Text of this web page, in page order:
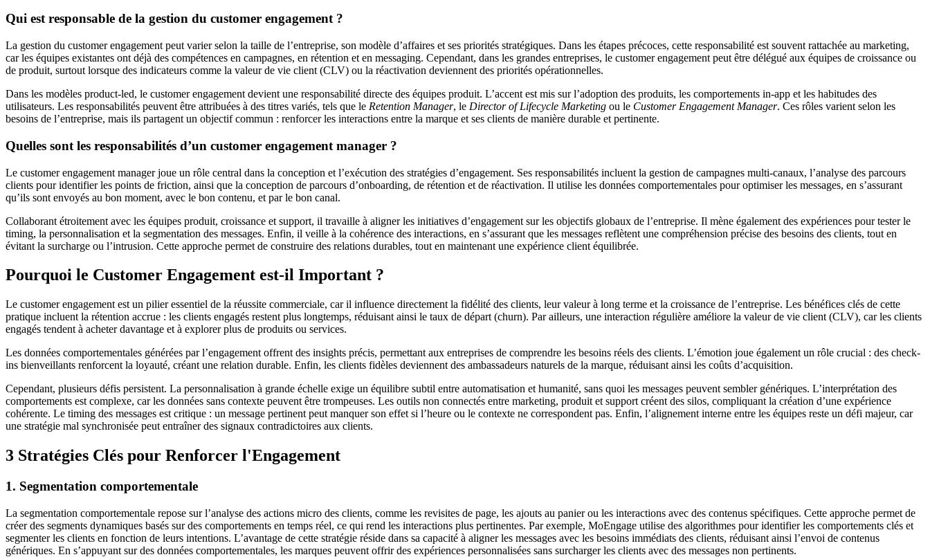
Qui est responsable de la gestion du customer engagement ?
La gestion du customer engagement peut varier selon la taille de l’entreprise, son modèle d’affaires et ses priorités stratégiques. Dans les étapes précoces, cette responsabilité est souvent rattachée au marketing,
car les équipes existantes ont déjà des compétences en campagnes, en rétention et en messaging. Cependant, dans les grandes entreprises, le customer engagement peut être délégué aux équipes de croissance ou
de produit, surtout lorsque des indicateurs comme la valeur de vie client (CLV) ou la réactivation deviennent des priorités opérationnelles.
Dans les modèles product-led, le customer engagement devient une responsabilité directe des équipes produit. L’accent est mis sur l’adoption des produits, les comportements in-app et les habitudes des
utilisateurs. Les responsabilités peuvent être attribuées à des titres variés, tels que le Retention Manager, le Director of Lifecycle Marketing ou le Customer Engagement Manager. Ces rôles varient selon les
besoins de l’entreprise, mais ils partagent un objectif commun : renforcer les interactions entre la marque et ses clients de manière durable et pertinente.
Quelles sont les responsabilités d’un customer engagement manager ?
Le customer engagement manager joue un rôle central dans la conception et l’exécution des stratégies d’engagement. Ses responsabilités incluent la gestion de campagnes multi-canaux, l’analyse des parcours
clients pour identifier les points de friction, ainsi que la conception de parcours d’onboarding, de rétention et de réactivation. Il utilise les données comportementales pour optimiser les messages, en s’assurant
qu’ils sont envoyés au bon moment, avec le bon contenu, et par le bon canal.
Collaborant étroitement avec les équipes produit, croissance et support, il travaille à aligner les initiatives d’engagement sur les objectifs globaux de l’entreprise. Il mène également des expériences pour tester le
timing, la personnalisation et la segmentation des messages. Enfin, il veille à la cohérence des interactions, en s’assurant que les messages reflètent une compréhension précise des besoins des clients, tout en
évitant la surcharge ou l’intrusion. Cette approche permet de construire des relations durables, tout en maintenant une expérience client équilibrée.
Pourquoi le Customer Engagement est-il Important ?
Le customer engagement est un pilier essentiel de la réussite commerciale, car il influence directement la fidélité des clients, leur valeur à long terme et la croissance de l’entreprise. Les bénéfices clés de cette
pratique incluent la rétention accrue : les clients engagés restent plus longtemps, réduisant ainsi le taux de départ (churn). Par ailleurs, une interaction régulière améliore la valeur de vie client (CLV), car les clients
engagés tendent à acheter davantage et à explorer plus de produits ou services.
Les données comportementales générées par l’engagement offrent des insights précis, permettant aux entreprises de comprendre les besoins réels des clients. L’émotion joue également un rôle crucial : des check-
ins bienveillants renforcent la loyauté, créant une relation durable. Enfin, les clients fidèles deviennent des ambassadeurs naturels de la marque, réduisant ainsi les coûts d’acquisition.
Cependant, plusieurs défis persistent. La personnalisation à grande échelle exige un équilibre subtil entre automatisation et humanité, sans quoi les messages peuvent sembler génériques. L’interprétation des
comportements est complexe, car les données sans contexte peuvent être trompeuses. Les outils non connectés entre marketing, produit et support créent des silos, compliquant la création d’une expérience
cohérente. Le timing des messages est critique : un message pertinent peut manquer son effet si l’heure ou le contexte ne correspondent pas. Enfin, l’alignement interne entre les équipes reste un défi majeur, car
une stratégie mal synchronisée peut entraîner des signaux contradictoires aux clients.
3 Stratégies Clés pour Renforcer l'Engagement
1. Segmentation comportementale
La segmentation comportementale repose sur l’analyse des actions micro des clients, comme les revisites de page, les ajouts au panier ou les interactions avec des contenus spécifiques. Cette approche permet de
créer des segments dynamiques basés sur des comportements en temps réel, ce qui rend les interactions plus pertinentes. Par exemple, MoEngage utilise des algorithmes pour identifier les comportements clés et
segmenter les clients en fonction de leurs intentions. L’avantage de cette stratégie réside dans sa capacité à aligner les messages avec les besoins immédiats des clients, réduisant ainsi l’envoi de contenus
génériques. En s’appuyant sur des données comportementales, les marques peuvent offrir des expériences personnalisées sans surcharger les clients avec des messages non pertinents.